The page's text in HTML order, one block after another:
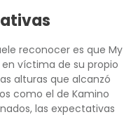
reconocer es que My
víctima de su propio
alturas que alcanzó
como el de Kamino
las expectativas